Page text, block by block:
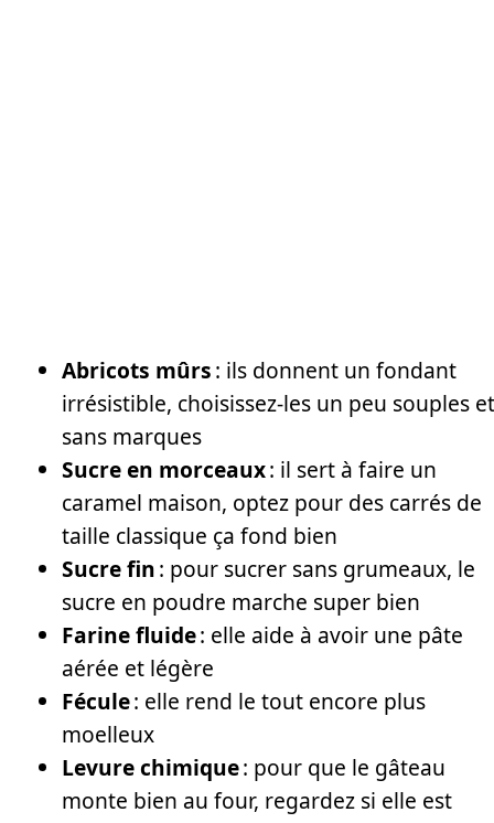
Abricots mûrs: ils donnent un fondant
irrésistible, choisissez-les un peu souples et
sans marques
Sucre en morceaux: il sert à faire un
caramel maison, optez pour des carrés de
taille classique ça fond bien
Sucre fin: pour sucrer sans grumeaux, le
sucre en poudre marche super bien
Farine fluide: elle aide à avoir une pâte
aérée et légère
Fécule: elle rend le tout encore plus
moelleux
Levure chimique: pour que le gâteau
monte bien au four, regardez si elle est